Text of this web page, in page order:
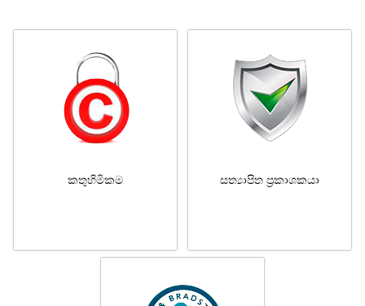
කතුහිමිකම සත්‍යාපිත ප්‍රකාශකයා